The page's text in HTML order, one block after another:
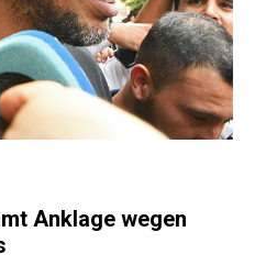
Anklage wegen